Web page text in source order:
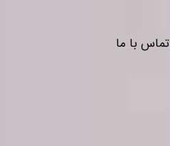
تماس با ما